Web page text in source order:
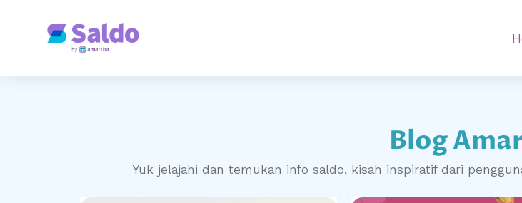
Blog
Yuk jelajahi dan temukan info saldo, kisah inspiratif dari